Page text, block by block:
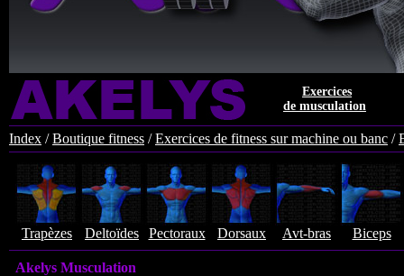
Exercices
de musculation
Index /Boutique fitness /Exercices de fitness sur machine ou banc /
Trapèzes Deltoïdes Pectoraux Dorsaux Avt-bras Biceps
Akelys Musculation